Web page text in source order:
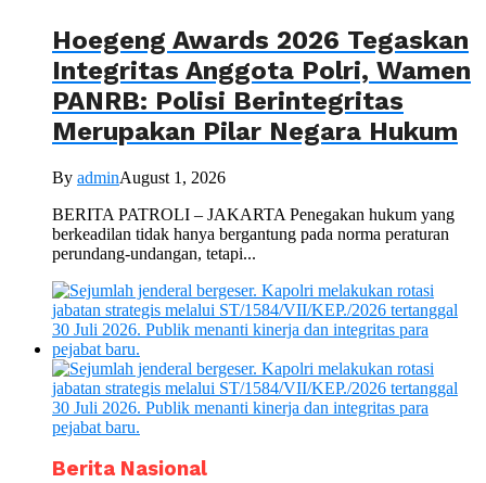
Hoegeng Awards 2026 Tegaskan
Integritas Anggota Polri, Wamen
PANRB: Polisi Berintegritas
Merupakan Pilar Negara Hukum
By adminAugust 1, 2026
BERITA PATROLI – JAKARTA Penegakan hukum yang
berkeadilan tidak hanya bergantung pada norma peraturan
perundang-undangan, tetapi...
Berita Nasional